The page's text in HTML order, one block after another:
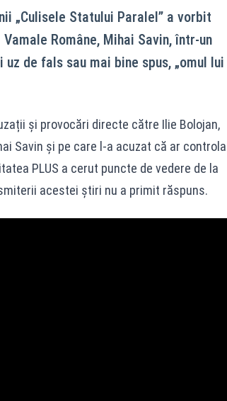
„Culisele Statului Paralel” a vorbit
Române, Mihai Savin, într-un
de fals sau mai bine spus, „omul lui
și provocări directe către Ilie Bolojan,
Savin și pe care l-a acuzat că ar controla
PLUS a cerut puncte de vedere de la
acestei știri nu a primit răspuns.